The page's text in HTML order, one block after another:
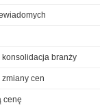
branży
cen
cenę